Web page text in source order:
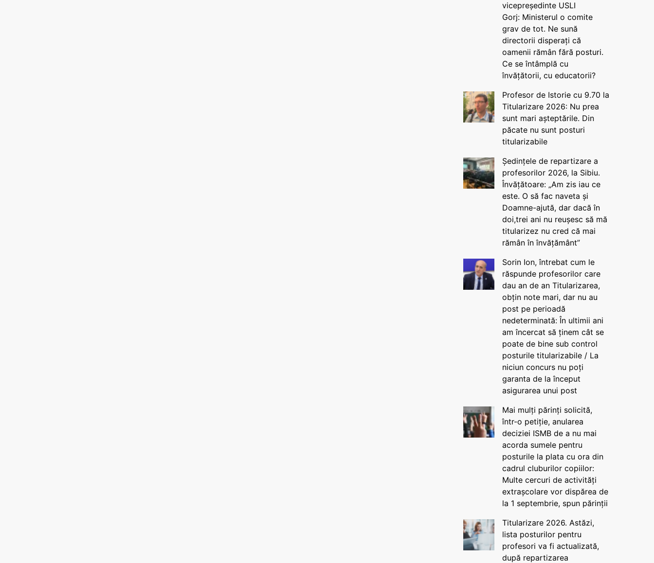
vicepreședinte USLI
Gorj: Ministerul o comite
grav de tot. Ne sună
directorii disperați că
oamenii rămân fără posturi.
Ce se întâmplă cu
învățătorii, cu educatorii?
Profesor de Istorie cu 9.70 la
Titularizare 2026: Nu prea
sunt mari așteptările. Din
păcate nu sunt posturi
titularizabile
Ședințele de repartizare a
profesorilor 2026, la Sibiu.
Învățătoare: „Am zis iau ce
este. O să fac naveta și
Doamne-ajută, dar dacă în
doi,trei ani nu reușesc să mă
titularizez nu cred că mai
rămân în învățământ”
Sorin Ion, întrebat cum le
răspunde profesorilor care
dau an de an Titularizarea,
obțin note mari, dar nu au
post pe perioadă
nedeterminată: În ultimii ani
am încercat să ținem cât se
poate de bine sub control
posturile titularizabile / La
niciun concurs nu poți
garanta de la început
asigurarea unui post
Mai mulți părinți solicită,
într-o petiție, anularea
deciziei ISMB de a nu mai
acorda sumele pentru
posturile la plata cu ora din
cadrul cluburilor copiilor:
Multe cercuri de activități
extrașcolare vor dispărea de
la 1 septembrie, spun părinții
Titularizare 2026. Astăzi,
lista posturilor pentru
profesori va fi actualizată,
după repartizarea